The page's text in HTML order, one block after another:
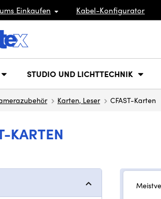
Einkaufen Kabel-Konfigurator
STUDIO UND LICHTTECHNIK
Karten, Leser CFAST-Karten
KARTEN